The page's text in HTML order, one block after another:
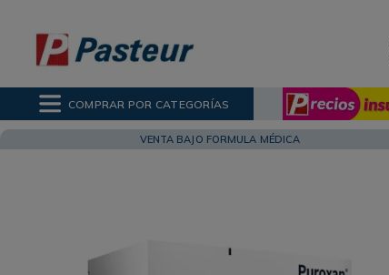
COMPRAR POR CATEGORÍAS
VENTA BAJO FORMULA MÉDICA
MÁS BUSCADOS
Solar